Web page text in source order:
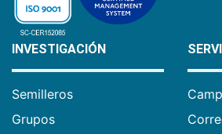
INVESTIGACIÓN
Semilleros
Grupos